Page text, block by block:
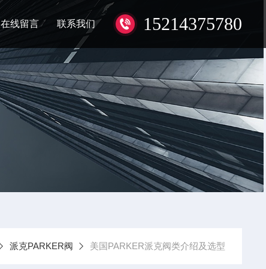
15214375780
在线留言 联系我们
派克PARKER阀 美国PARKER派克阀类介绍及选型